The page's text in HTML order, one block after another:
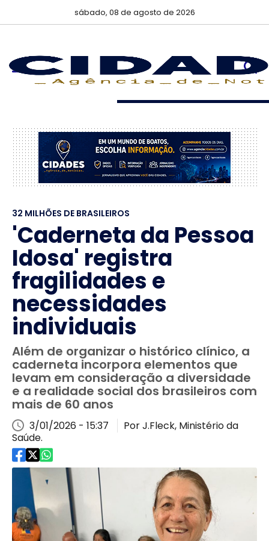
sábado, 08 de agosto de 2026
32 MILHÕES DE BRASILEIROS
'Caderneta da Pessoa
Idosa' registra
fragilidades e
necessidades
individuais
Além de organizar o histórico clínico, a
caderneta incorpora elementos que
levam em consideração a diversidade
e a realidade social dos brasileiros com
mais de 60 anos
3/01/2026 - 15:37
Por J.Fleck, Ministério da
Saúde.